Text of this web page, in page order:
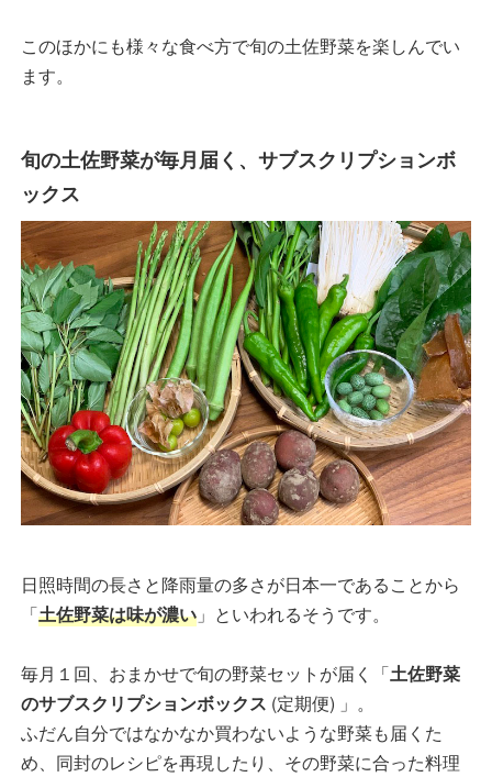
このほかにも様々な食べ方で旬の土佐野菜を楽しんでい
ます。
旬の土佐野菜が毎月届く、サブスクリプションボ
ックス
日照時間の長さと降雨量の多さが日本一であることから
「土佐野菜は味が濃い 」といわれるそうです。
毎月１回、おまかせで旬の野菜セットが届く「土佐野菜
のサブスクリプションボックス (定期便) 」。
ふだん自分ではなかなか買わないような野菜も届くた
め、同封のレシピを再現したり、その野菜に合った料理